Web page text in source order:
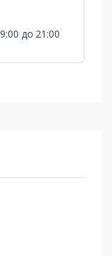
до 21:00